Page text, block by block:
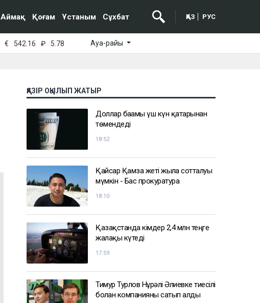
Аймақ Қоғам Ұстаным Сұхбат ҚАЗ РУС
€ 542.16 ₽ 5.78 Ауа-райы
ҚАЗІР ОҚЫЛЫП ЖАТЫР
Доллар бағамы үш күн қатарынан
төмендеді
18:52
Қайсар Қамза жеті жылға сотталуы
мүмкін - Бас прокуратура
18:10
Қазақстанда кімдер 2,4 млн теңге
жалақы күтеді
17:59
Тимур Турлов Нұрәлі Әлиевке тиесілі
болған компанияны сатып алды